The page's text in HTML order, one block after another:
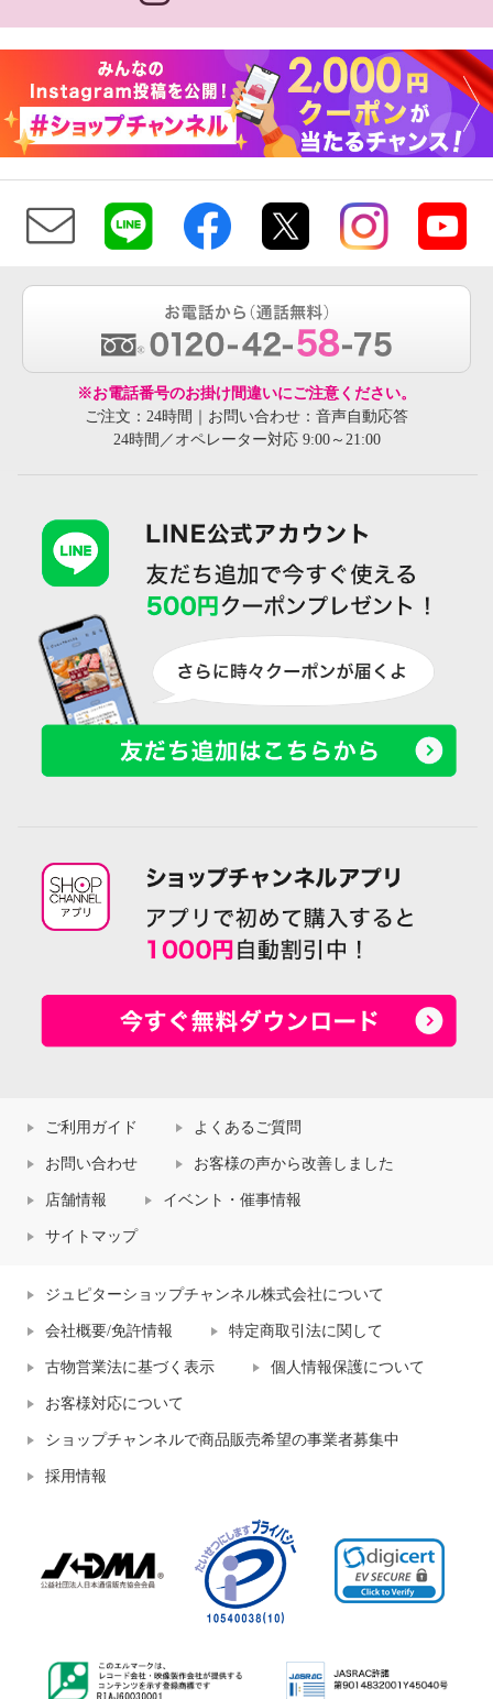
※お電話番号のお掛け間違いにご注意ください。
ご注文：24時間｜お問い合わせ：音声自動応答
24時間／オペレーター対応 9:00～21:00
ご利用ガイド よくあるご質問
お問い合わせ お客様の声から改善しました
店舗情報 イベント・催事情報
サイトマップ
ジュピターショップチャンネル株式会社について
会社概要/免許情報 特定商取引法に関して
古物営業法に基づく表示 個人情報保護について
お客様対応について
ショップチャンネルで商品販売希望の事業者募集中
採用情報